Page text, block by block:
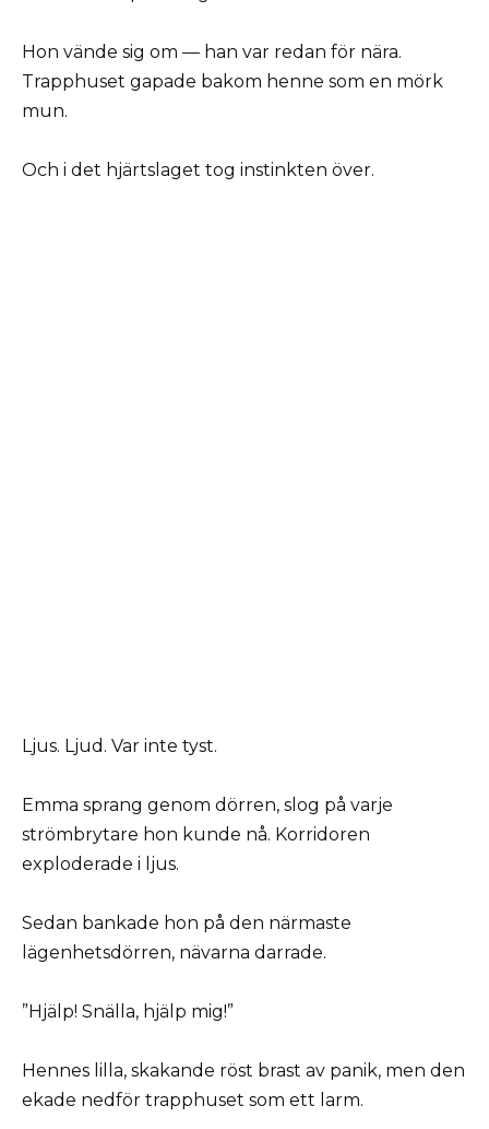
Hon vände sig om — han var redan för nära.
Trapphuset gapade bakom henne som en mörk
mun.
Och i det hjärtslaget tog instinkten över.
Ljus. Ljud. Var inte tyst.
Emma sprang genom dörren, slog på varje
strömbrytare hon kunde nå. Korridoren
exploderade i ljus.
Sedan bankade hon på den närmaste
lägenhetsdörren, nävarna darrade.
”Hjälp! Snälla, hjälp mig!”
Hennes lilla, skakande röst brast av panik, men den
ekade nedför trapphuset som ett larm.